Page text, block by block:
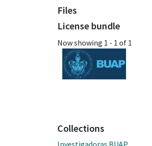
Files
License bundle
Now showing 1 - 1 of 1
Collections